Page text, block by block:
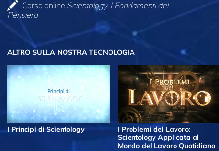
Corso online Scientology: I Fondamenti del
Pensiero
ALTRO SULLA NOSTRA TECNOLOGIA
I Principi di Scientology
I Problemi del Lavoro:
Scientology Applicata al
Mondo del Lavoro Quotidiano